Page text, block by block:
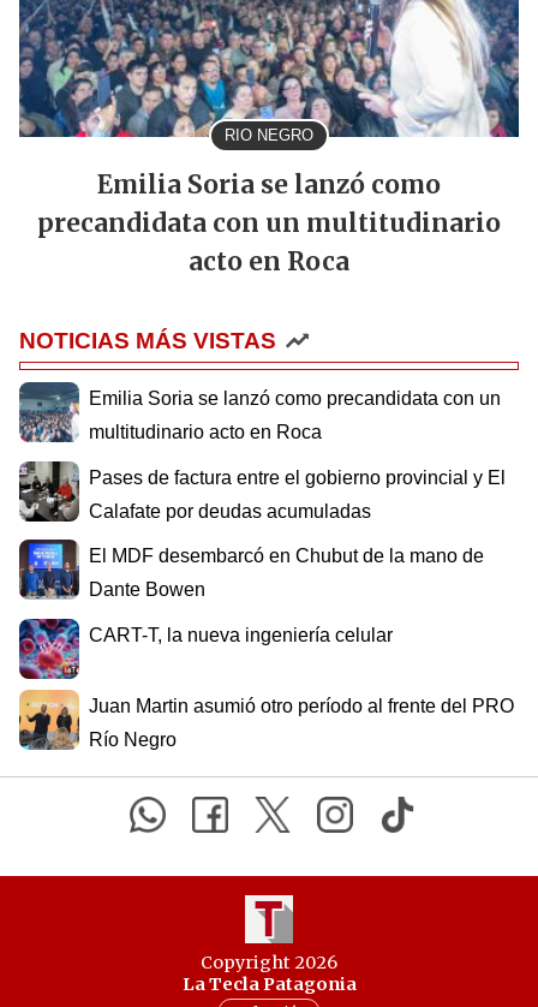
RIO NEGRO
Emilia Soria se lanzó como
precandidata con un multitudinario
acto en Roca
NOTICIAS MÁS VISTAS
Emilia Soria se lanzó como precandidata con un
multitudinario acto en Roca
Pases de factura entre el gobierno provincial y El
Calafate por deudas acumuladas
El MDF desembarcó en Chubut de la mano de
Dante Bowen
CART-T, la nueva ingeniería celular
Juan Martin asumió otro período al frente del PRO
Río Negro
Copyright 2026
La Tecla Patagonia